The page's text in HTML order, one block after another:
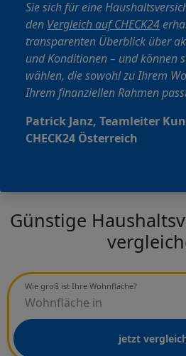
Sie sich für eine
den Vergleich auf CHECK24
transparenten Überblick über
und Konditionen – und können
wählen, die sowohl zu Ihrem
Ihrem finanziellen Rahmen
Patrick Janz, Teamleiter
CHECK24 Österreich
Günstige
Wie groß ist Ihre Wohnfläche?
jetzt